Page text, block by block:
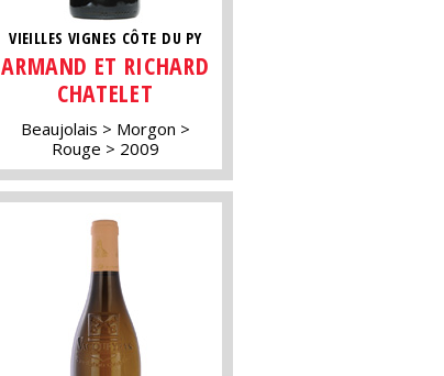
VIEILLES VIGNES CÔTE DU PY
ARMAND ET RICHARD
CHATELET
Beaujolais
Morgon
Rouge
2009